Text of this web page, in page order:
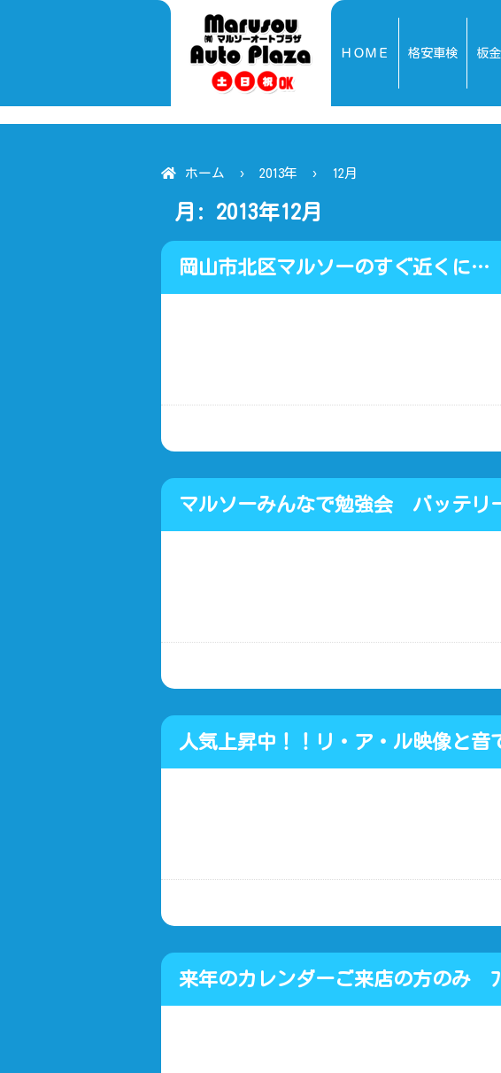
ＨＯＭＥ 格安車検 板
ホーム 2013年 12月
月: 2013年12月
岡山市北区マルソーのすぐ近くに
マルソーみんなで勉強会 バッ
人気上昇中！！リ・ア・ル
来年のカレンダーご来店の方